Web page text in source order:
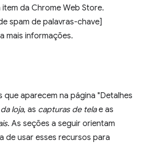
da Chrome Web Store.
spam de palavras-chave]
mais informações.
aparecem na página "Detalhes
loja, as capturas de telae as
. As seções a seguir orientam
de usar esses recursos para